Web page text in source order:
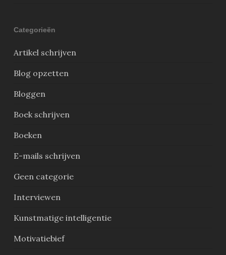
Categorieën
Artikel schrijven
Blog opzetten
Bloggen
Boek schrijven
Boeken
E-mails schrijven
Geen categorie
Interviewen
Kunstmatige intelligentie
Motivatiebief